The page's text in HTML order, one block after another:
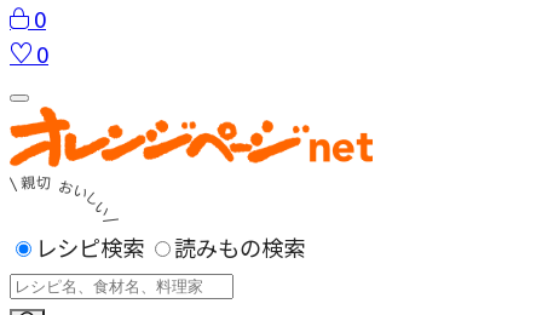
0
0
レシピ検索 読みもの検索